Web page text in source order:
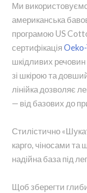
Ми використовуємо
американська
програмою US
сертифікація
шкідливих речовин
зі шкірою та
лінійка дозволяє
— від базових до
Стилістично
карго, чіносами
надійна база під
Щоб зберегти